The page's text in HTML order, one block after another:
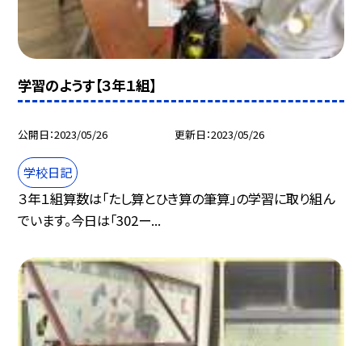
学習のようす【３年１組】
公開日 2023/05/26 更新日 2023/05/26
学校日記
３年１組算数は「たし算とひき算の筆算」の学習に取り組ん
でいます。今日は「302ー...